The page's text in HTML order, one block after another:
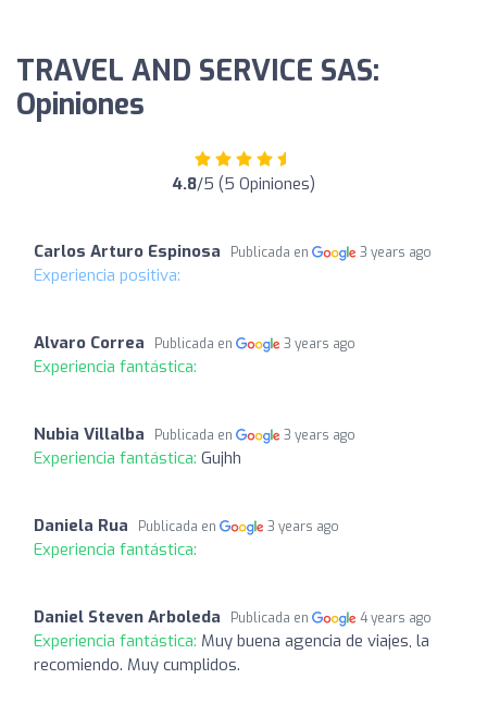
TRAVEL AND SERVICE SAS:
Opiniones
4.8/5 (5 Opiniones)
Carlos Arturo Espinosa Publicada en 3 years ago
Experiencia positiva:
Alvaro Correa Publicada en 3 years ago
Experiencia fantástica:
Nubia Villalba Publicada en 3 years ago
Experiencia fantástica: Gujhh
Daniela Rua Publicada en 3 years ago
Experiencia fantástica:
Daniel Steven Arboleda Publicada en 4 years ago
Experiencia fantástica: Muy buena agencia de viajes, la
recomiendo. Muy cumplidos.